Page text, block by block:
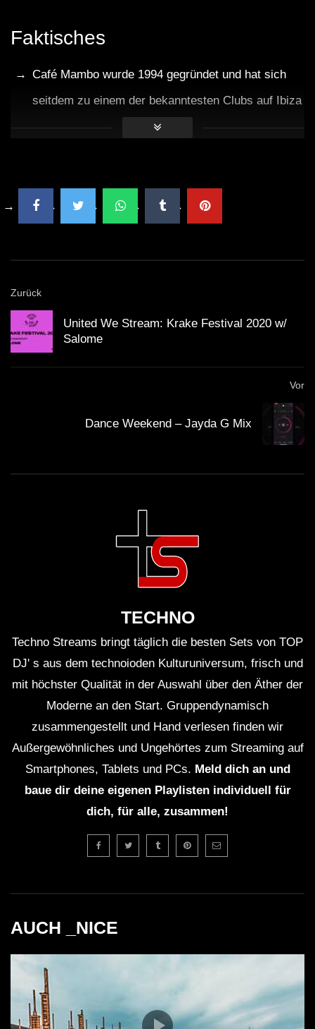
Faktisches
Café Mambo wurde 1994 gegründet und hat sich
seitdem zu einem der bekanntesten Clubs auf Ibiza
entwickelt.
Radio 1 Show “Essential Mix”.
Patrick Topping hat sich in den letzten Jahren zu
Beide DJs haben zusammen mit ihrem kreativen
Austausch wichtige Trends in der elektronischen
Musik gesetzt.
Das Set der beiden DJs wurde in sozialen Medien
Die Kombination aus Musik, Cocktails und der
einzigartigen Atmosphäre von Ibiza spricht
Menschen jeden Alters an.
Kritische Analyse:
Schwachstellen und
Unklarheiten
Trotz des großartigen Abends gibt es einige kritische
Aspekte zu beachten. Die große Menschenmenge kann
in manchen Fällen dazu führen, dass das Erlebnis für
einige Besucher weniger intensiv ist. Oft fehlt der
persönliche Kontakt zur Musik und den DJs, da sie in
Getränke im Café Mambo können als hoch angesehen
werden, was fragt, ob die Extravaganz wirklich
gerechtfertigt ist.
Ein weiterer Punkt ist die Nachhaltigkeit der Partykultur
auf Ibiza. Mit einem immer größer werdenden
Tourismusdruck entwickelt sich die Frage, wie solche
Zurück
United We Stream: Krake Festival 2020 w/
Salome
Vor
Dance Weekend – Jayda G Mix
TECHNO
Techno Streams bringt täglich die besten Sets von TOP
DJ' s aus dem technoioden Kulturuniversum, frisch und
mit höchster Qualität in der Auswahl über den Äther der
Moderne an den Start. Gruppendynamisch
zusammengestellt und Hand verlesen finden wir
Außergewöhnliches und Ungehörtes zum Streaming auf
Smartphones, Tablets und PCs. Meld dich an und
baue dir deine eigenen Playlisten individuell für
dich, für alle, zusammen!
AUCH _NICE